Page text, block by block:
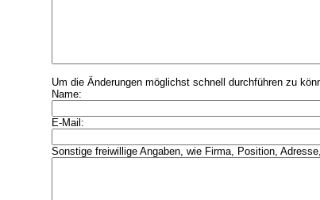
Um die Änderungen möglichst schnell durchführen zu
Name:
E-Mail:
Sonstige freiwillige Angaben, wie Firma, Position,